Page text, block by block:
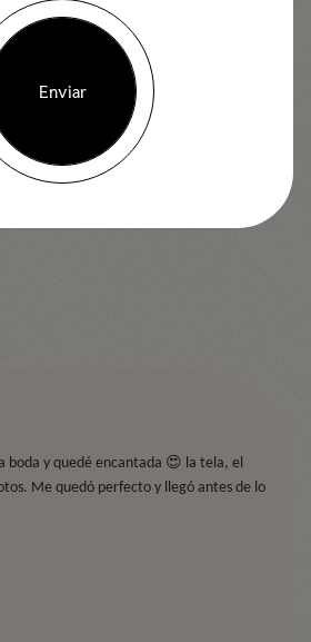
presentar ligeras variaciones según el
modelo. Consulta nuestra guía de tallas antes de
en caso de cuaqluier duda.
boda y quedé encantada 😍 la tela, el
Me quedó perfecto y llegó antes de lo
Enviar